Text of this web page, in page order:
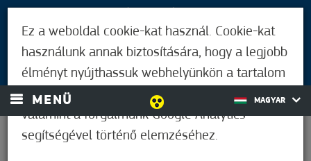
BEJELENTKEZÉS
MENÜ MAGYAR
Ez a weboldal cookie-kat használ. Cookie-kat
használunk annak biztosítására, hogy a legjobb
élményt nyújthassuk webhelyünkön a tartalom
és a hirdetések személyre szabásához,
valamint a forgalmunk Google Analytics
segítségével történő elemzéséhez.